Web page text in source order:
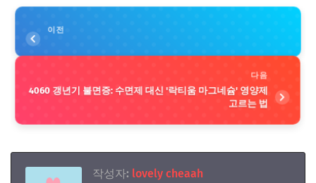
이전
다음
4060 갱년기 불면증: 수면제 대신 '락티움 마그네슘' 영양제
고르는 법
작성자: lovely cheaah